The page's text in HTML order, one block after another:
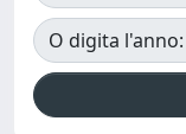
O digita l'anno: